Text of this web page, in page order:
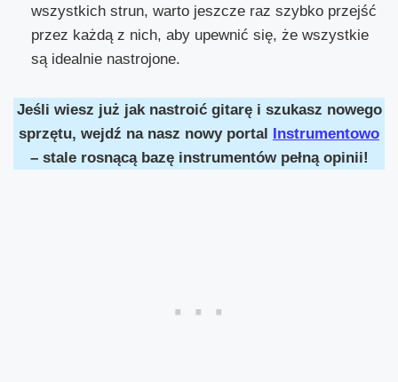
wszystkich strun, warto jeszcze raz szybko przejść
przez każdą z nich, aby upewnić się, że wszystkie
są idealnie nastrojone.
Jeśli wiesz już jak nastroić gitarę i szukasz nowego
sprzętu, wejdź na nasz nowy portal
Instrumentowo
– stale rosnącą bazę instrumentów pełną opinii!